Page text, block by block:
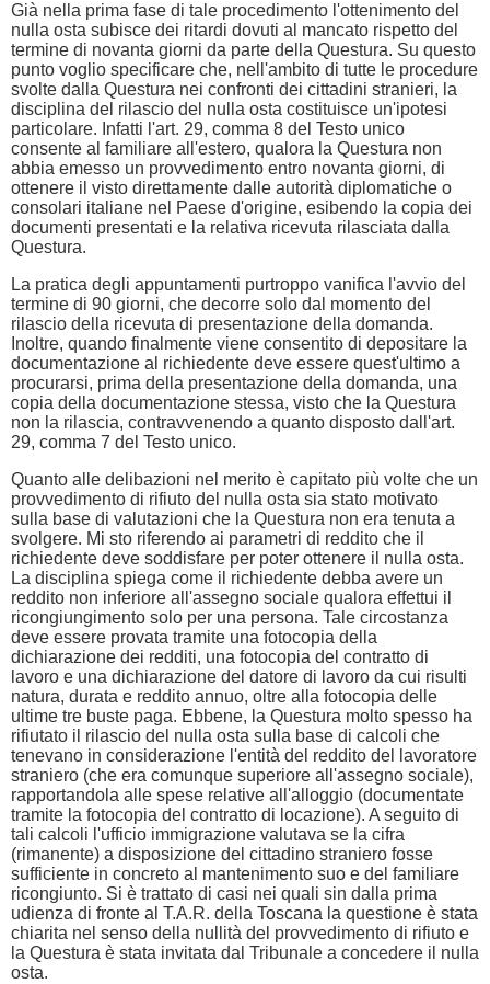
Già nella prima fase di tale procedimento l'ottenimento del
nulla osta subisce dei ritardi dovuti al mancato rispetto del
termine di novanta giorni da parte della Questura. Su questo
punto voglio specificare che, nell'ambito di tutte le procedure
svolte dalla Questura nei confronti dei cittadini stranieri, la
disciplina del rilascio del nulla osta costituisce un'ipotesi
particolare. Infatti l'art. 29, comma 8 del Testo unico
consente al familiare all'estero, qualora la Questura non
abbia emesso un provvedimento entro novanta giorni, di
ottenere il visto direttamente dalle autorità diplomatiche o
consolari italiane nel Paese d'origine, esibendo la copia dei
documenti presentati e la relativa ricevuta rilasciata dalla
Questura.
La pratica degli appuntamenti purtroppo vanifica l'avvio del
termine di 90 giorni, che decorre solo dal momento del
rilascio della ricevuta di presentazione della domanda.
Inoltre, quando finalmente viene consentito di depositare la
documentazione al richiedente deve essere quest'ultimo a
procurarsi, prima della presentazione della domanda, una
copia della documentazione stessa, visto che la Questura
non la rilascia, contravvenendo a quanto disposto dall'art.
29, comma 7 del Testo unico.
Quanto alle delibazioni nel merito è capitato più volte che un
provvedimento di rifiuto del nulla osta sia stato motivato
sulla base di valutazioni che la Questura non era tenuta a
svolgere. Mi sto riferendo ai parametri di reddito che il
richiedente deve soddisfare per poter ottenere il nulla osta.
La disciplina spiega come il richiedente debba avere un
reddito non inferiore all'assegno sociale qualora effettui il
ricongiungimento solo per una persona. Tale circostanza
deve essere provata tramite una fotocopia della
dichiarazione dei redditi, una fotocopia del contratto di
lavoro e una dichiarazione del datore di lavoro da cui risulti
natura, durata e reddito annuo, oltre alla fotocopia delle
ultime tre buste paga. Ebbene, la Questura molto spesso ha
rifiutato il rilascio del nulla osta sulla base di calcoli che
tenevano in considerazione l'entità del reddito del lavoratore
straniero (che era comunque superiore all'assegno sociale),
rapportandola alle spese relative all'alloggio (documentate
tramite la fotocopia del contratto di locazione). A seguito di
tali calcoli l'ufficio immigrazione valutava se la cifra
(rimanente) a disposizione del cittadino straniero fosse
sufficiente in concreto al mantenimento suo e del familiare
ricongiunto. Si è trattato di casi nei quali sin dalla prima
udienza di fronte al T.A.R. della Toscana la questione è stata
chiarita nel senso della nullità del provvedimento di rifiuto e
la Questura è stata invitata dal Tribunale a concedere il nulla
osta.